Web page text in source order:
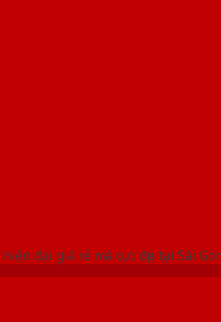
đại giá rẻ mà cực đẹp tại Sài